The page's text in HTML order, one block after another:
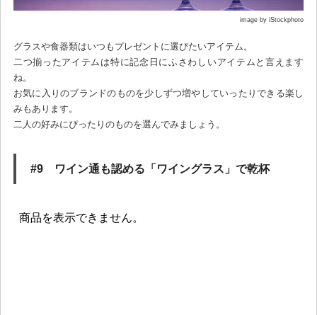
image by iStockphoto
グラスや食器類はいつもプレゼントに選びたいアイテム。
二つ揃ったアイテムは特に記念日にふさわしいアイテムと言えます
ね。
お気に入りのブランドのものを少しずつ増やしていったりできる楽し
みもあります。
二人の好みにぴったりのものを選んでみましょう。
#9 ワイン通も認める「ワイングラス」で乾杯